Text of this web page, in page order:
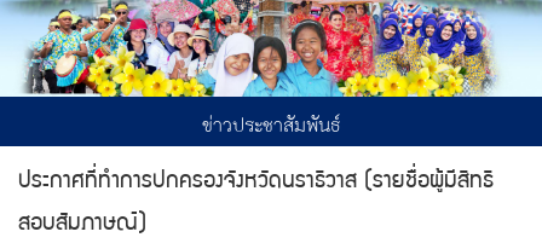
ข่าวประชาสัมพันธ์
ประกาศที่ทำการปกครองจังหวัดนราธิวาส (รายชื่อผู้มีสิทธิ
สอบสัมภาษณ์)